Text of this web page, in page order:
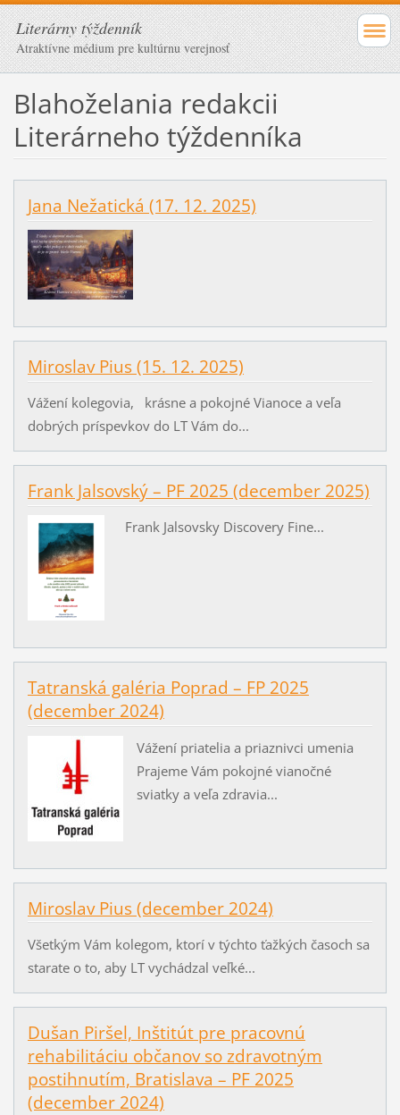
Literárny týždenník
Atraktívne médium pre kultúrnu verejnosť
Blahoželania redakcii
Literárneho týždenníka
Jana Nežatická (17. 12. 2025)
Miroslav Pius (15. 12. 2025)
Vážení kolegovia, krásne a pokojné Vianoce a veľa
dobrých príspevkov do LT Vám do...
Frank Jalsovský – PF 2025 (december 2025)
Frank Jalsovsky Discovery Fine...
Tatranská galéria Poprad – FP 2025
(december 2024)
Vážení priatelia a priaznivci umenia
Prajeme Vám pokojné vianočné
sviatky a veľa zdravia...
Miroslav Pius (december 2024)
Všetkým Vám kolegom, ktorí v týchto ťažkých časoch sa
starate o to, aby LT vychádzal veľké...
Dušan Piršel, Inštitút pre pracovnú
rehabilitáciu občanov so zdravotným
postihnutím, Bratislava – PF 2025
(december 2024)